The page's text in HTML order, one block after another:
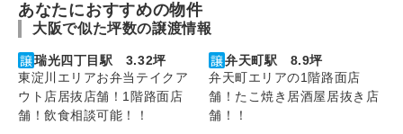
あなたにおすすめの物件
大阪で似た坪数の譲渡情報
瑞光四丁目駅 3.32坪
東淀川エリアお弁当テイクア
ウト店居抜店舗！1階路面店
舗！飲食相談可能！！
弁天町駅 8.9坪
弁天町エリアの1階路面店
舗！たこ焼き居酒屋居抜き店
舗！！